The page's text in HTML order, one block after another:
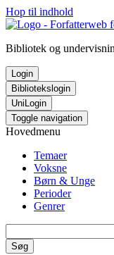
Hop til indhold
Bibliotek og
Login
Bibliotekslogin
UniLogin
Toggle navigation
Hovedmenu
Temaer
Voksne
Børn & Unge
Perioder
Genrer
Søg